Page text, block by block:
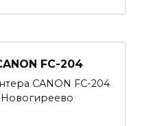
FC-204
CANON FC-204